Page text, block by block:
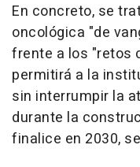
En concreto, se
oncológica "de
frente a los "retos
permitirá a la
sin interrumpir la
durante la
finalice en 2030,